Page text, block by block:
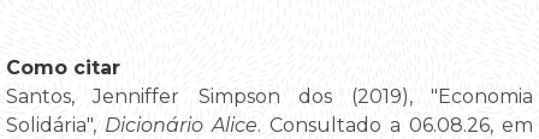
Como citar
Santos, Jenniffer Simpson dos (2019), "Economia
Solidária", Dicionário Alice. Consultado a 06.08.26, em